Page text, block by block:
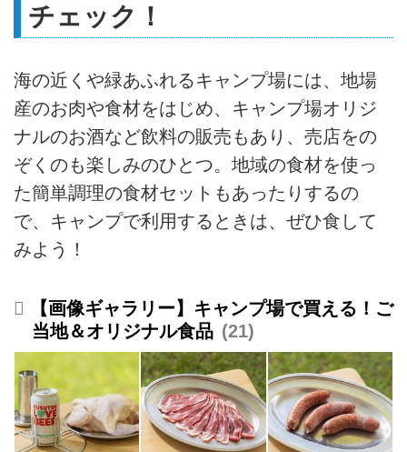
チェック！
海の近くや緑あふれるキャンプ場には、地場
産のお肉や食材をはじめ、キャンプ場オリジ
ナルのお酒など飲料の販売もあり、売店をの
ぞくのも楽しみのひとつ。地域の食材を使っ
た簡単調理の食材セットもあったりするの
で、キャンプで利用するときは、ぜひ食して
みよう！
【画像ギャラリー】キャンプ場で買える！ご
当地＆オリジナル食品
21